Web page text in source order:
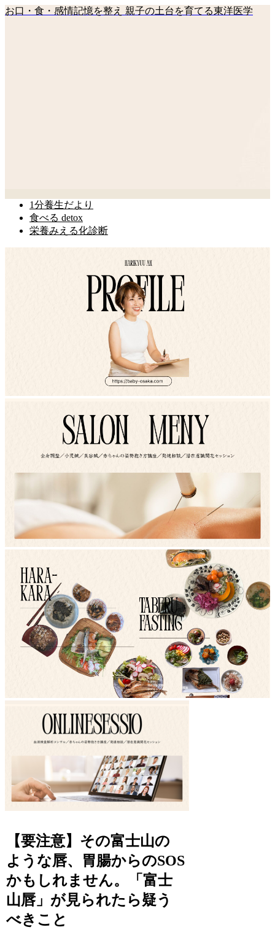
お口・食・感情記憶を整え 親子の土台を育てる東洋医学
1分養生だより
食べる detox
栄養みえる化診断
【要注意】その富士山の
ような唇、胃腸からのSOS
かもしれません。「富士
山唇」が見られたら疑う
べきこと